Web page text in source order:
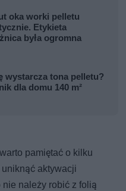
oka worki pelletu
Etykieta
była ogromna
wystarcza tona pelletu?
dla domu 140 m²
pamiętać o kilku
aktywacji
należy robić z folią